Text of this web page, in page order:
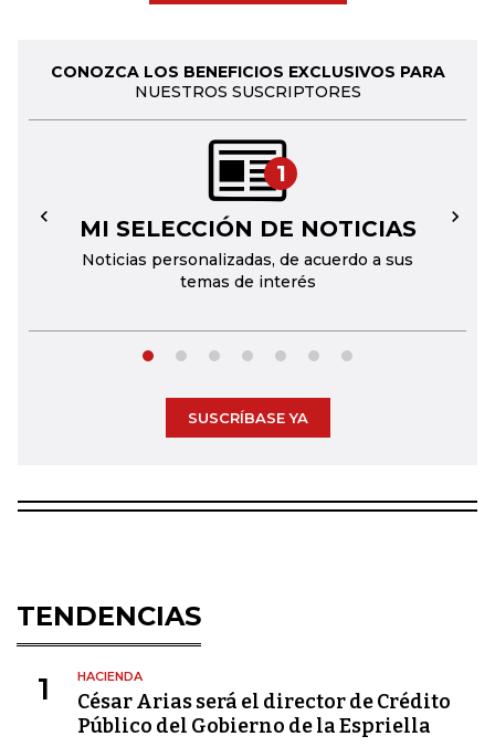
CONOZCA LOS BENEFICIOS EXCLUSIVOS PARA
NUESTROS SUSCRIPTORES
1
MI SELECCIÓN DE NOTICIAS
Noticias personalizadas, de acuerdo a sus
temas de interés
← →
SUSCRÍBASE YA
TENDENCIAS
1 HACIENDA
César Arias será el director de Crédito
Público del Gobierno de la Espriella